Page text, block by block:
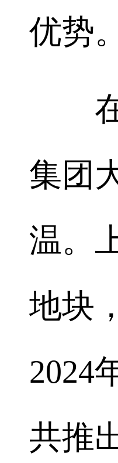
优势。
在
集团
温。
地块
2024
共推